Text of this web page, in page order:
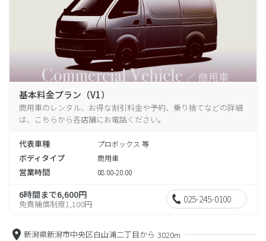
基本料金プラン（V1）
商用車のレンタル、お得な割引料金や予約、乗り捨てなどの詳細
は、こちらから各店舗にお電話ください。
代表車種 プロボックス 等
ボディタイプ 商用車
営業時間 08:00-20:00
6時間まで6,600円
免責補償制度1,100円 025-245-0100
新潟県新潟市中央区白山浦二丁目から 3020m